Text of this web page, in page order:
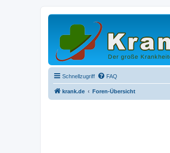
Schnellzugriff FAQ
krank.de Foren-Übersicht